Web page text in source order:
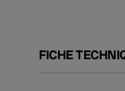
FICHE